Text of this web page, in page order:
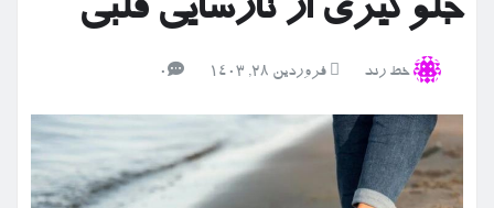
جلوگیری از نارسایی قلبی
خط رند فروردین ۲۸, ۱۴۰۳ 0